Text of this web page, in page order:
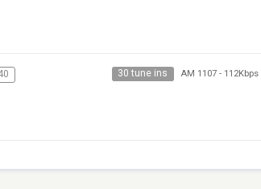
30 tune ins AM 1107- 112Kbps